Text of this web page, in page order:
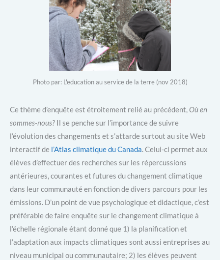
Photo par: L'education au service de la terre (nov 2018)
Ce thème d’enquête est étroitement relié au précédent,Où en
sommes-nous? Il se penche sur l’importance de suivre
l’évolution des changements et s’attarde surtout au site Web
interactif de l’Atlas climatique du Canada. Celui-ci permet aux
élèves d’effectuer des recherches sur les répercussions
antérieures, courantes et futures du changement climatique
dans leur communauté en fonction de divers parcours pour les
émissions. D’un point de vue psychologique et didactique, c’est
préférable de faire enquête sur le changement climatique à
l’échelle régionale étant donné que 1) la planification et
l’adaptation aux impacts climatiques sont aussi entreprises au
niveau municipal ou communautaire; 2) les élèves peuvent